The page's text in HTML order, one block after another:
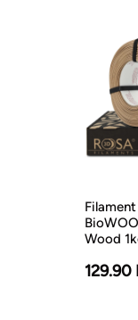
Filament
Wood
129.90